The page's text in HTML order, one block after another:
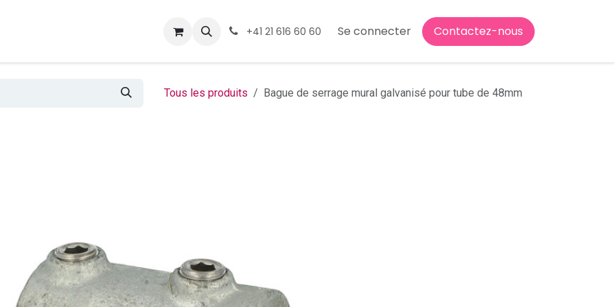
+41 21 616 60 60 Se connecter Contactez-nous
Tous les produits Bague de serrage mural galvanisé pour tube de 48mm